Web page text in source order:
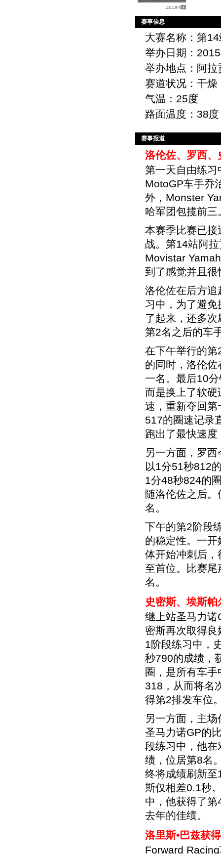
赛事信息
大赛名称：第
举办日期：
举办地点：阿拉
赛道状况：干燥
气温：25度
路面温度：38度
赛事报道
洛伦佐、罗西
第一天自由练
MotoGP车手乔
外，Monster
哈军团包揽前三
本赛季比赛已
战。第14站阿
Movistar
到了感觉并且
洛伦佐在后方
习中，为了避
了起来，还多
第2名之后的车
在下午举行的
的同时，洛伦
一名。最后10
而是换上了软
速，重新夺回
517的圈速记录
跑出了最快速
另一方面，罗
以1分51秒812
1分48秒824的
随洛伦佐之后
名。
下午的第2阶段
的稳定性。一
体开始冲刺后
至首位。比赛
名。
史密斯、埃斯
继上站圣马力诺
密斯再次取得
1阶段练习中，
秒790的成绩，
圈，是所有车
318，从而将名
得第2排发车位
另一方面，主
圣马力诺GP的
段练习中，他
绩，位居第8名
终将成绩刷新
斯仅相差0.1秒
中，他获得了
去年的佳绩。
洛里斯•巴兹获
Forward